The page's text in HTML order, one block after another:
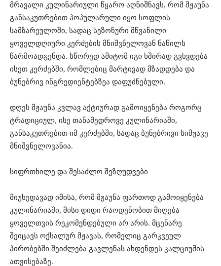
მრავალი კულინარიული წყარო აღნიშნავს, რომ მჟაუნა
განსაკუთრებით პოპულარული იყო სოფლის
სამზარეულოში, სადაც სეზონური მწვანილი
ყოველდღიური კერძების მნიშვნელოვან ნაწილს
წარმოადგენდა. სწორედ ამიტომ იგი ხშირად გვხვდება
ისეთ კერძებში, რომლებიც მარტივად მზადდება და
ბუნებრივ ინგრედიენტებზეა დაფუძნებული.
დღეს მჟაუნა კვლავ აქტიურად გამოიყენება როგორც
ტრადიციულ, ისე თანამედროვე კულინარიაში,
განსაკუთრებით იმ კერძებში, სადაც ბუნებრივი სიმჟავე
მნიშვნელოვანია.
სიფრთხილე და შესაძლო შეზღუდვები
მიუხედავად იმისა, რომ მჟაუნა ფართოდ გამოიყენება
კულინარიაში, მისი დიდი რაოდენობით მიღება
ყოველთვის რეკომენდებული არ არის. მცენარე
შეიცავს ოქსალურ მჟავას, რომელიც გარკვეულ
პირობებში შეიძლება გავლენას ახდენდეს კალციუმის
ათვისებაზე.